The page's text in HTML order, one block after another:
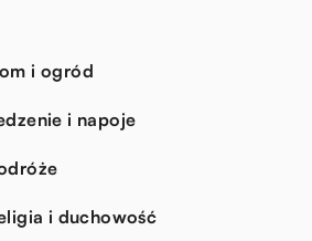
i ogród
i napoje
i duchowość